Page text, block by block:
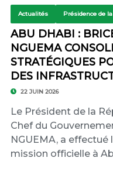
Actualités Présidence de
ABU DHABI :
NGUEMA
STRATÉGIQUES
DES
22 JUIN 2026
Le Président de la
Chef du
NGUEMA, a
mission officielle à